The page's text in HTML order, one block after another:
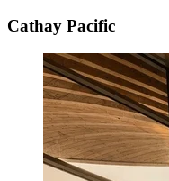
Cathay Pacific